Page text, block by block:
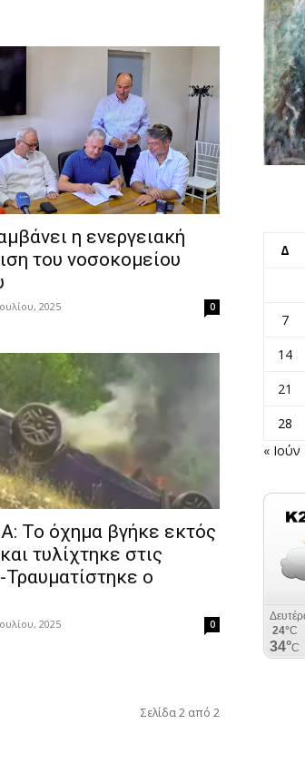
η ενεργειακή
του νοσοκομείου
2025 0
Το όχημα βγήκε εκτός
τυλίχτηκε στις
ο
2025 0
Σελίδα 2 από 2
Δ
7
14
21
28
« Ιούν